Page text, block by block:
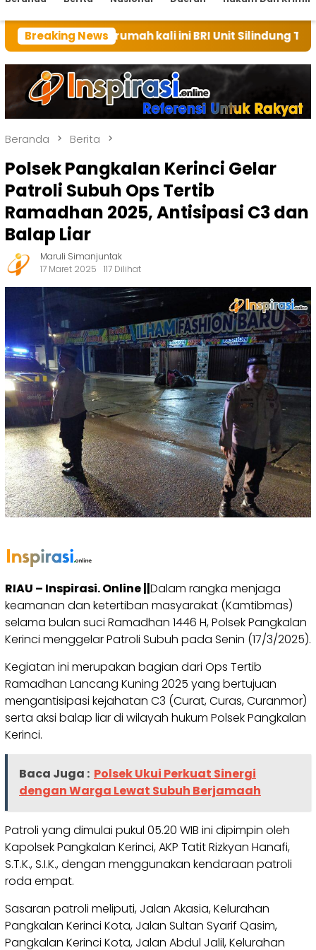
Breaking News
rumah kali ini BRI Unit Silindung Tarutung
Beranda Berita
Polsek Pangkalan Kerinci Gelar
Patroli Subuh Ops Tertib
Ramadhan 2025, Antisipasi C3 dan
Balap Liar
Maruli Simanjuntak
17 Maret 2025
117 Dilihat
RIAU – Inspirasi. Online ||Dalam rangka menjaga
keamanan dan ketertiban masyarakat (Kamtibmas)
selama bulan suci Ramadhan 1446 H, Polsek Pangkalan
Kerinci menggelar Patroli Subuh pada Senin (17/3/2025).
Kegiatan ini merupakan bagian dari Ops Tertib
Ramadhan Lancang Kuning 2025 yang bertujuan
mengantisipasi kejahatan C3 (Curat, Curas, Curanmor)
serta aksi balap liar di wilayah hukum Polsek Pangkalan
Kerinci.
Baca Juga : Polsek Ukui Perkuat Sinergi
dengan Warga Lewat Subuh Berjamaah
Patroli yang dimulai pukul 05.20 WIB ini dipimpin oleh
Kapolsek Pangkalan Kerinci, AKP Tatit Rizkyan Hanafi,
S.T.K., S.I.K., dengan menggunakan kendaraan patroli
roda empat.
Sasaran patroli meliputi, Jalan Akasia, Kelurahan
Pangkalan Kerinci Kota, Jalan Sultan Syarif Qasim,
Pangkalan Kerinci Kota, Jalan Abdul Jalil, Kelurahan